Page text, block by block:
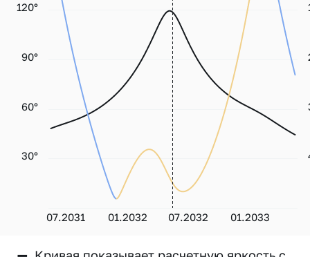
07.2031 01.2032 07.2032 01.2033
30°
60°
90°
120°